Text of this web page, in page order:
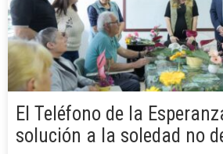
El Teléfono de la
solución a la soledad no